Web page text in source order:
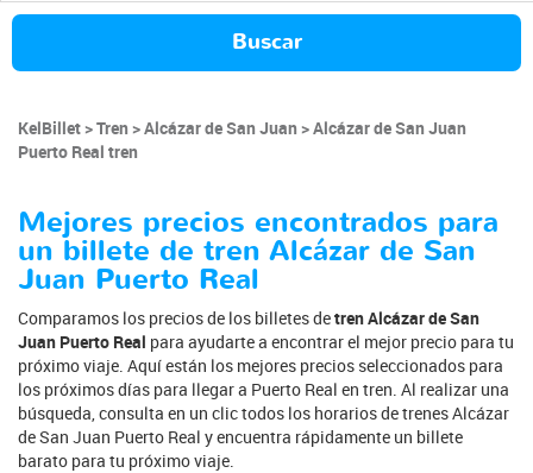
Buscar
KelBillet Tren Alcázar de San Juan
Alcázar de San Juan
Puerto Real tren
Mejores precios encontrados para
un billete de tren Alcázar de San
Juan Puerto Real
Comparamos los precios de los billetes detren Alcázar de San
Juan Puerto Real para ayudarte a encontrar el mejor precio para tu
próximo viaje. Aquí están los mejores precios seleccionados para
los próximos días para llegar a Puerto Real en tren. Al realizar una
búsqueda, consulta en un clic todos los horarios de trenes Alcázar
de San Juan Puerto Real y encuentra rápidamente un billete
barato para tu próximo viaje.